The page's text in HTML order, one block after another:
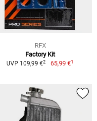
RFX
Factory Kit
UVP 109,99 €2 65,99 €1